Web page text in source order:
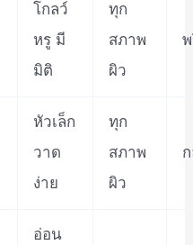
โกลว์
หรู มี
มิติ
ทุก
สภาพ
ผิว
หัวเล็ก
วาด
ง่าย
ทุก
สภาพ
ผิว
อ่อน